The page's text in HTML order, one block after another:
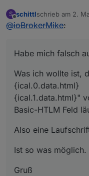
S
Offline
schittlschrieb am 2.
zuletzt editiert
@ioBrokerMike:
Habe mich falsch
Was ich wollte ist,
{ical.0.data.html}
{ical.1.data.html}"
Basic-HTLM Feld
Also eine
Ist so was möglich.
Gruß